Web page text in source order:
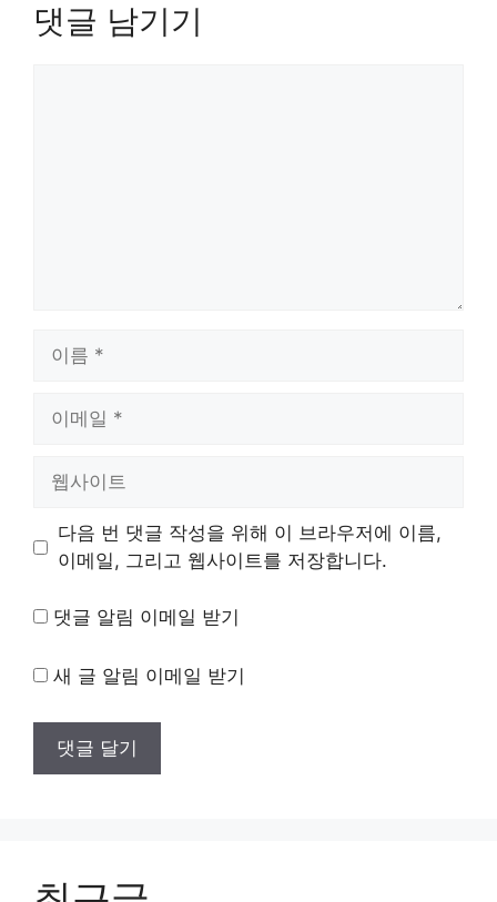
댓글 남기기
트
다음 번 댓글 작성을 위해 이 브라우저에 이름,
이메일, 그리고 웹사이트를 저장합니다.
댓글 알림 이메일 받기
새 글 알림 이메일 받기